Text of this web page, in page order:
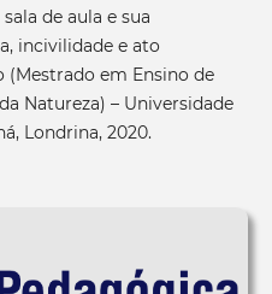
de aula e sua
incivilidade e ato
(Mestrado em Ensino de
Natureza) – Universidade
Londrina, 2020.